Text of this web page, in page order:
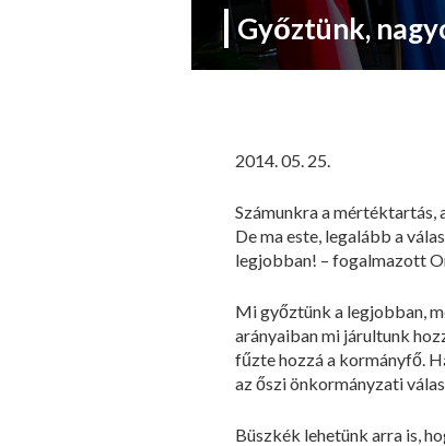
Győztünk,
2014. 05. 25.
Számunkra a
De ma este, legalább a
legjobban! – fogalmazott
Mi győztünk a legjobban,
arányaiban mi járultunk
fűzte hozzá a kormányfő.
az őszi önkormányzati
Büszkék lehetünk arra is,